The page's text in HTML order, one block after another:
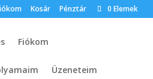
Kosár Pénztár 0 Elemek
Fiókom
Üzeneteim